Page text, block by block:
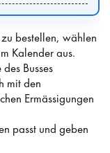
zu bestellen, wählen
Kalender aus.
Busses
mit den
Ermässigungen
passt und geben